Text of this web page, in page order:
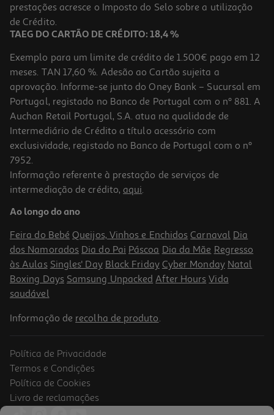
1,99 €
Batatas Fritas Lorenz Pomsticks Paprika 100g
19.9 €/Kg
1,99 €
prestações acresce o Imposto do Selo sobre a utilização
de Crédito.
TAEG DO CARTÃO DE CRÉDITO: 18,4 %
Exemplo para um limite de crédito de 1.500€ pago em 12
meses. TAN 17,60 %. Adesão ao Cartão sujeita a
aprovação. Informe-se junto do Oney Bank – Sucursal em
Portugal, registado no Banco de Portugal com o nº 881. A
Auchan Retail Portugal, S.A. atua na qualidade de
Intermediário de Crédito a título acessório com
exclusividade, registado no Banco de Portugal com o nº
7952.
Informação referente à prestação de serviços de
intermediação de crédito, aqui.
Ao longo do ano
Feira do Bebé Queijos, Vinhos e Enchidos Carnaval Dia
dos Namorados Dia do Pai Páscoa Dia da Mãe Regresso
às Aulas Singles' Day Black Friday Cyber Monday Natal
Boxing Days Samsung Unpacked After Hours Vida
saudável
Informação de recolha de produto.
Política de Privacidade
Termos e Condições
Política de Cookies
Livro de reclamações